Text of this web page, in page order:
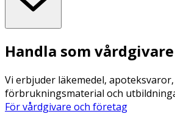
Handla som
Vi erbjuder läkemedel, apoteksvaror,
förbrukningsmaterial och
För vårdgivare och företag